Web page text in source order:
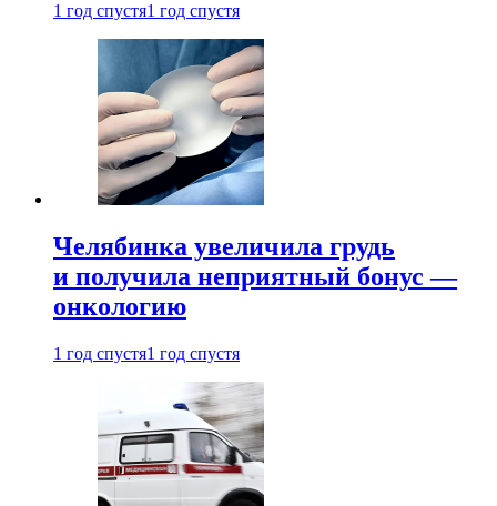
1 год спустя1 год спустя
Челябинка увеличила грудь
и получила неприятный бонус —
онкологию
1 год спустя1 год спустя